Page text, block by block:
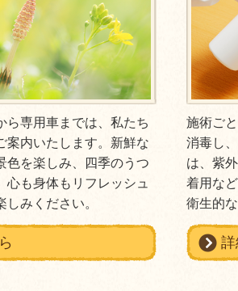
ら専用車までは、私たち
案内いたします。新鮮な
色を楽しみ、四季のうつ
心も身体もリフレッシュ
みください。
施術ご
消毒し
は、紫
着用な
衛生的